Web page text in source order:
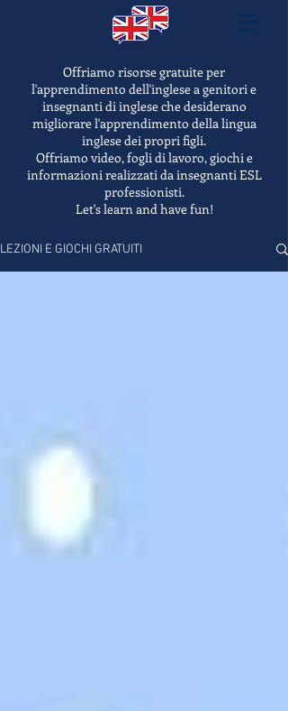
Offriamo risorse gratuite per
l'apprendimento dell'inglese a genitori e
insegnanti di inglese che desiderano
migliorare l'apprendimento della lingua
inglese dei propri figli.
Offriamo video, fogli di lavoro, giochi e
informazioni realizzati da insegnanti ESL
professionisti.
Let's learn and have fun!
LEZIONI E GIOCHI GRATUITI